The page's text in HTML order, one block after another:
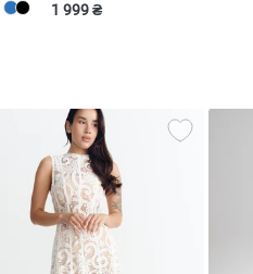
1 999 ₴